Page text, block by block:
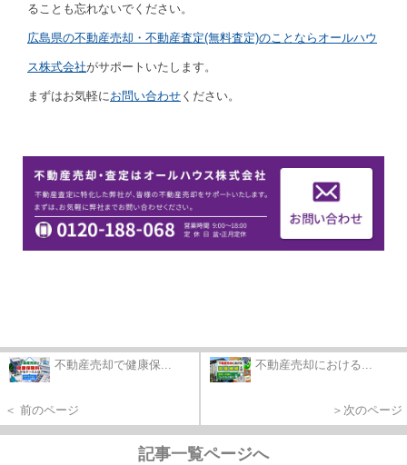
ることも忘れないでください。
広島県の不動産売却・不動産査定(無料査定)のことならオールハウ
ス株式会社がサポートいたします。
まずはお気軽に お問い合わせ ください。
不動産売却で健康保...
＜ 前のページ
不動産売却における...
＞次のページ
記事一覧ページへ